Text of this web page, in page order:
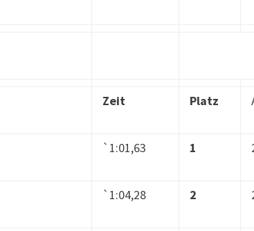
Zeit Platz
`1:01,63 1
`1:04,28 2